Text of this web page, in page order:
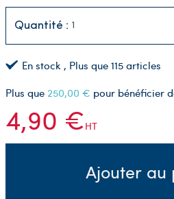
Quantité :
En stock , Plus que 115 articles
Plus que 250,00 € pour bénéficier
4,90 €HT
Ajouter au